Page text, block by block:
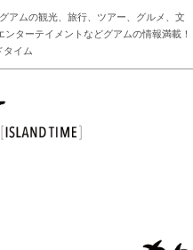
アムの観光、旅行、ツアー、グルメ、文
ターテイメントなどグアムの情報満載！
タイム